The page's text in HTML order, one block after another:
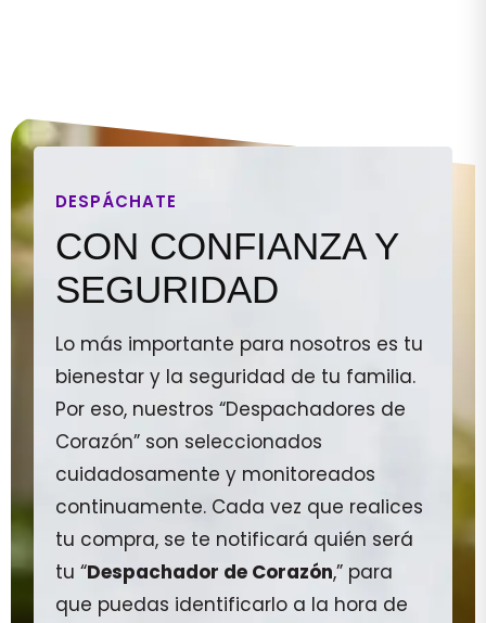
DESPÁCHATE
CON CONFIANZA Y
SEGURIDAD
Lo más importante para nosotros es tu
bienestar y la seguridad de tu familia.
Por eso, nuestros “Despachadores de
Corazón” son seleccionados
cuidadosamente y monitoreados
continuamente. Cada vez que realices
tu compra, se te notificará quién será
tu “Despachador de Corazón,” para
que puedas identificarlo a la hora de